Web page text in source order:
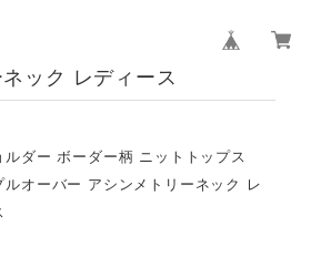
ック レディース
ルダー ボーダー柄 ニットトップス
ルオーバー アシンメトリーネック レ